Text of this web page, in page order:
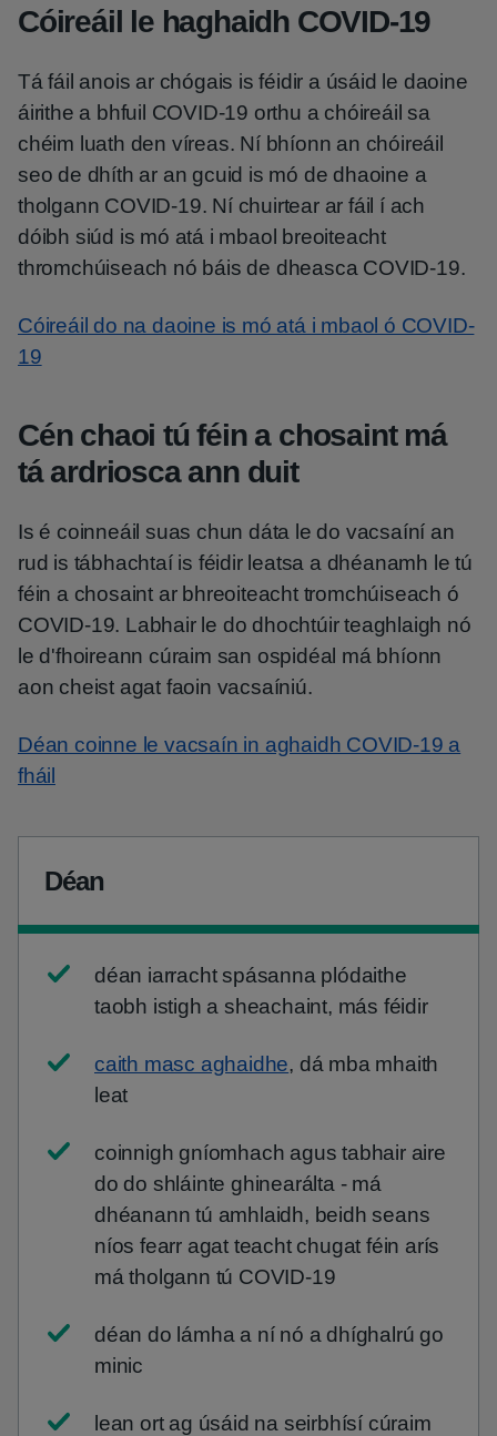
Cóireáil le haghaidh COVID-19
Tá fáil anois ar chógais is féidir a úsáid le daoine
áirithe a bhfuil COVID-19 orthu a chóireáil sa
chéim luath den víreas. Ní bhíonn an chóireáil
seo de dhíth ar an gcuid is mó de dhaoine a
tholgann COVID-19. Ní chuirtear ar fáil í ach
dóibh siúd is mó atá i mbaol breoiteacht
thromchúiseach nó báis de dheasca COVID-19.
Cóireáil do na daoine is mó atá i mbaol ó COVID-
19
Cén chaoi tú féin a chosaint má
tá ardriosca ann duit
Is é coinneáil suas chun dáta le do vacsaíní an
rud is tábhachtaí is féidir leatsa a dhéanamh le tú
féin a chosaint ar bhreoiteacht tromchúiseach ó
COVID-19. Labhair le do dhochtúir teaghlaigh nó
le d'fhoireann cúraim san ospidéal má bhíonn
aon cheist agat faoin vacsaíniú.
Déan coinne le vacsaín in aghaidh COVID-19 a
fháil
Déan
déan iarracht spásanna plódaithe
taobh istigh a sheachaint, más féidir
caith masc aghaidhe, dá mba mhaith
leat
coinnigh gníomhach agus tabhair aire
do do shláinte ghinearálta - má
dhéanann tú amhlaidh, beidh seans
níos fearr agat teacht chugat féin arís
má tholgann tú COVID-19
déan do lámha a ní nó a dhíghalrú go
minic
lean ort ag úsáid na seirbhísí cúraim